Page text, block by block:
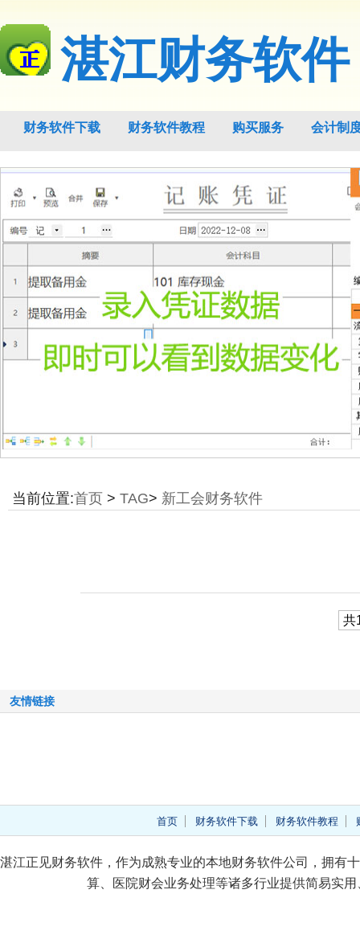
湛江财务软件
财务软件下载 财务软件教程 购买服务 会计制
当前位置:首页 > TAG> 新工会财务软件
共
友情链接
首页 财务软件下载 财务软件教程
湛江正见财务软件，作为成熟专业的本地财务软件公司，拥有
算、医院财会业务处理等诸多行业提供简易实